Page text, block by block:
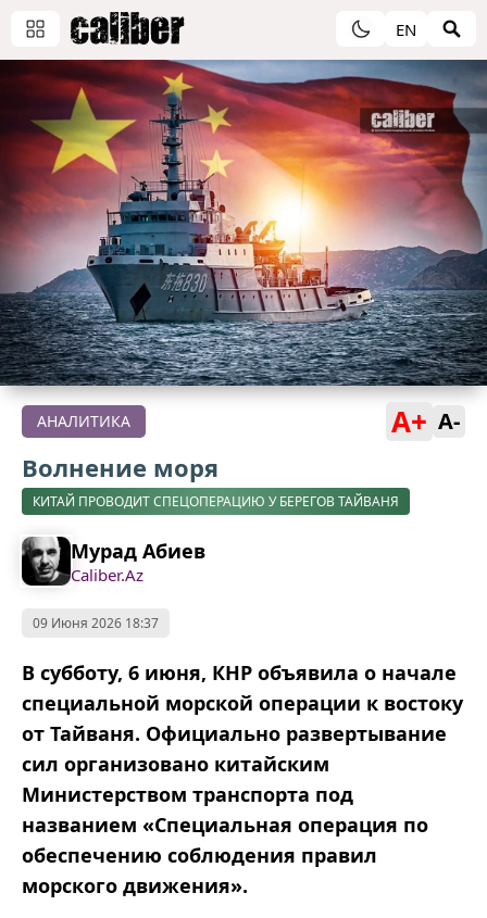
EN
АНАЛИТИКА A+ A-
Волнение моря
КИТАЙ ПРОВОДИТ СПЕЦОПЕРАЦИЮ У БЕРЕГОВ ТАЙВАНЯ
Мурад Абиев
Caliber.Az
09 Июня 2026 18:37
В субботу, 6 июня, КНР объявила о начале
специальной морской операции к востоку
от Тайваня. Официально развертывание
сил организовано китайским
Министерством транспорта под
названием «Специальная операция по
обеспечению соблюдения правил
морского движения».